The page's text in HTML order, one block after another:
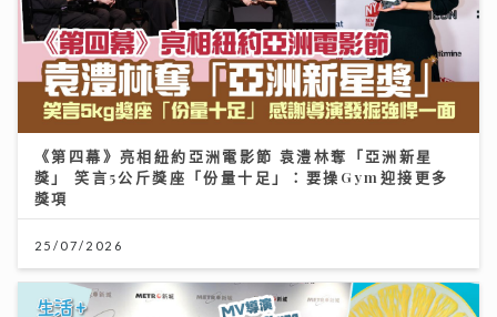
《第四幕》亮相紐約亞洲電影節 袁澧林奪「亞洲新星
獎」 笑言5公斤獎座「份量十足」：要操Gym迎接更多
獎項
25/07/2026